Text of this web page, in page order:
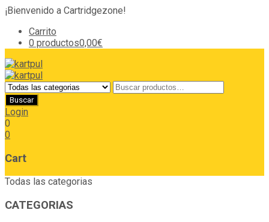
¡Bienvenido a Cartridgezone!
Carrito
0 productos0,00€
Login
0
0
Cart
Todas las categorias
CATEGORIAS